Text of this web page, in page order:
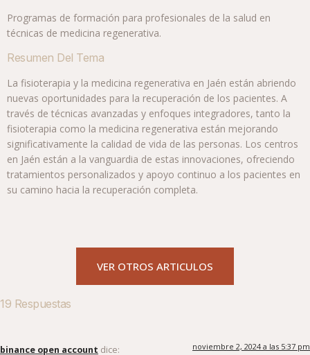
Programas de formación para profesionales de la salud en
técnicas de medicina regenerativa.
Resumen Del Tema
La fisioterapia y la medicina regenerativa en Jaén están abriendo
nuevas oportunidades para la recuperación de los pacientes. A
través de técnicas avanzadas y enfoques integradores, tanto la
fisioterapia como la medicina regenerativa están mejorando
significativamente la calidad de vida de las personas. Los centros
en Jaén están a la vanguardia de estas innovaciones, ofreciendo
tratamientos personalizados y apoyo continuo a los pacientes en
su camino hacia la recuperación completa.
VER OTROS ARTICULOS
19 Respuestas
binance open account dice: noviembre 2, 2024 a las 5:37 pm